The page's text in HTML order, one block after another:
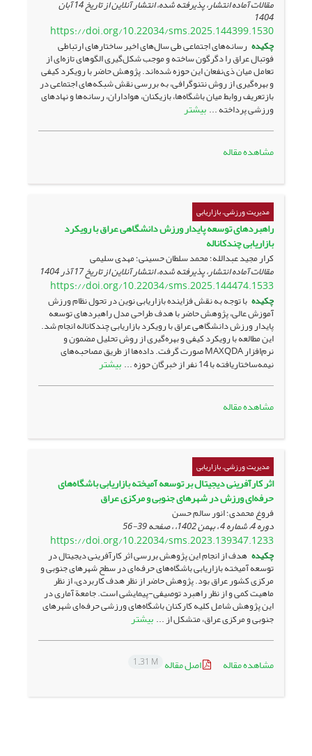
مقالات آماده انتشار، پذیرفته شده، انتشار آنلاین از تاریخ 14 آبان
1404
https://doi.org/10.22034/sms.2025.144399.1530
چکیده رسانه‌های اجتماعی طی سال‌های اخیر ساختارهای ارتباطی
فوتبال عراق را دگرگون ساخته و موجب شکل‌گیری الگوهای تازه‌ای از
تعامل میان ذی‌نفعان این حوزه شده‌اند. پژوهش حاضر با رویکرد کیفی
و بهره‌گیری از روش نتنوگرافی، به بررسی نقش شبکه‌های اجتماعی در
بازتعریف روابط میان باشگاه‌ها، بازیکنان، هواداران، رسانه‌ها و نهادهای
ورزشی پرداخته ... بیشتر
مشاهده مقاله
مدیریت ورزشی، بازاریابی
راهبردهای توسعه پایدار ورزش دانشگاهی عراق با رویکرد
بازاریابی چندکاناله
کرار مجید عبدالله؛ محمد سلطان حسینی؛ مهدی سلیمی
مقالات آماده انتشار، پذیرفته شده، انتشار آنلاین از تاریخ17 آذر 1404
https://doi.org/10.22034/sms.2025.144474.1533
چکیده با توجه به نقش فزاینده بازاریابی نوین در تحول نظام ورزش
آموزش عالی، پژوهش حاضر با هدف طراحی مدل راهبردهای توسعه
پایدار ورزش دانشگاهی عراق با رویکرد بازاریابی چندکاناله انجام شد.
این مطالعه با رویکرد کیفی و بهره‌گیری از روش تحلیل مضمون و
نرم‌افزار MAXQDA صورت گرفت. داده‌ها از طریق مصاحبه‌های
نیمه‌ساختاریافته با 14 نفر از خبرگان حوزه ... بیشتر
مشاهده مقاله
مدیریت ورزشی، بازاریابی
اثر کارآفرینی دیجیتال بر توسعه آمیخته بازاریابی باشگاه‌ها‌ی
حرفه‌ای ورزش در شهرهای جنوبی و مرکزی عراق
فروغ محمدی؛ انور سالم حسن
دوره 4، شماره 4 ، بهمن 1402، ، صفحه 39-56
https://doi.org/10.22034/sms.2023.139347.1233
چکیده هدف از انجام این پژوهش بررسی اثر کارآفرینی دیجیتال در
توسعه آمیخته بازاریابی باشگاه‌ها‌ی حرفه‌ای در سطح شهرهای جنوبی و
مرکزی کشور عراق بود. پژوهش حاضر از نظر هدف کاربردی، از نظر
ماهیت کمی و از نظر راهبرد توصیفی-پیمایشی است. جامعة آماری در
این پژوهش شامل کلیه کارکنان باشگاه‌ها‌ی ورزشی حرفه‌ای شهرهای
جنوبی و مرکزی عراق، متشکل از ... بیشتر
مشاهده مقاله اصل مقاله 1.31 M